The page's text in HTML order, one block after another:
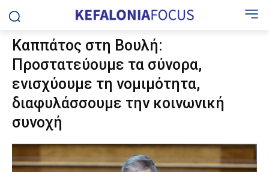
Καππάτος στη Βουλή:
Προστατεύουμε τα σύνορα,
ενισχύουμε τη νομιμότητα,
διαφυλάσσουμε την κοινωνική
συνοχή